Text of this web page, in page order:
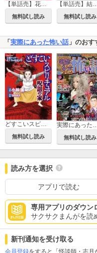
【単話売】花の悪夢
無料試し読み
【単話売】結ばれ
無料試し読み
「 実際にあった怖い話 」のお
どすこいスピリチュアル
無料試し読み
実際にあっ
無料試し読み
読み方を選択
アプリで読む
専用アプリのダウン
サクサクまんがを読
新刊通知を受け取る
会員登録をすると「怪談師・志